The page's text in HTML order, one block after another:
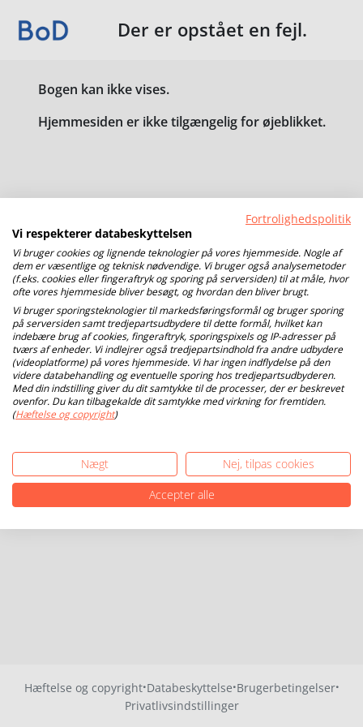
Der er opstået en fejl.
Bogen kan ikke vises.
Hjemmesiden er ikke tilgængelig for øjeblikket.
Hæftelse og copyright·Databeskyttelse·Brugerbetingelser·
Privatlivsindstillinger
Fortrolighedspolitik
Vi respekterer databeskyttelsen
Vi bruger cookies og lignende teknologier på vores hjemmeside. Nogle af
dem er væsentlige og teknisk nødvendige. Vi bruger også analysemetoder
(f.eks. cookies eller fingeraftryk og sporing på serversiden) til at måle, hvor
ofte vores hjemmeside bliver besøgt, og hvordan den bliver brugt.
Vi bruger sporingsteknologier til markedsføringsformål og bruger sporing
på serversiden samt tredjepartsudbydere til dette formål, hvilket kan
indebære brug af cookies, fingeraftryk, sporingspixels og IP-adresser på
tværs af enheder. Vi indlejrer også tredjepartsindhold fra andre udbydere
(videoplatforme) på vores hjemmeside. Vi har ingen indflydelse på den
videre databehandling og eventuelle sporing hos tredjepartsudbyderen.
Med din indstilling giver du dit samtykke til de processer, der er beskrevet
ovenfor. Du kan tilbagekalde dit samtykke med virkning for fremtiden.
(Hæftelse og copyright)
Nægt
Nej, tilpas cookies
Accepter alle